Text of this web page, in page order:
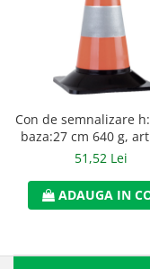
Pantofi fara protectie
Protectie chimica
Manusi
Manusi fibre speciale
Manusi fibre speciale
Con de semnalizare
baza:27 cm 640 g,
51,52 Lei
ADAUGA IN